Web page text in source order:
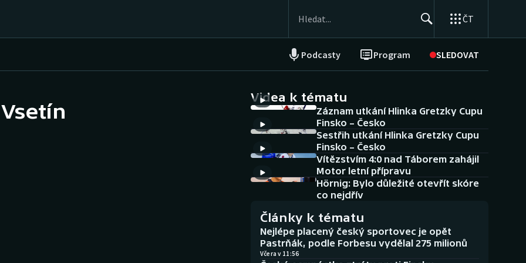
ČT
Podcasty Program SLEDOVAT
Jezdectví
NEPŘEHLÉDNĚTE
Historické návraty
Aplikace ČT sport
AZ kvíz
Videa k tématu
Záznam utkání Hlinka Gretzky Cupu
Finsko – Česko
Sestřih utkání Hlinka Gretzky Cupu
Finsko – Česko
Vítězstvím 4:0 nad Táborem zahájil
Motor letní přípravu
Hörnig: Bylo důležité otevřít skóre
co nejdřív
Články k tématu
Nejlépe placený český sportovec je opět
Pastrňák, podle Forbesu vydělal 275 milionů
Včera v 11:56